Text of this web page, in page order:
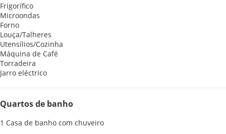
Frigorífico
Microondas
Forno
Louça/Talheres
Utensílios/Cozinha
Máquina de Café
Torradeira
Jarro eléctrico
Quartos de banho
1 Casa de banho com chuveiro